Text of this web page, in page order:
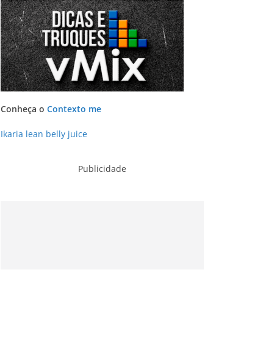
Conheça o Contexto me
Ikaria lean belly juice
Publicidade